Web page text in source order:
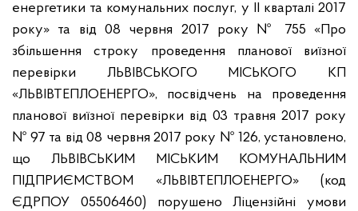
енергетики та комунальних послуг, у II кварталі 2017
року» та від 08 червня 2017 року № 755 «Про
збільшення строку проведення планової виїзної
перевірки ЛЬВІВСЬКОГО МІСЬКОГО КП
«ЛЬВІВТЕПЛОЕНЕРГО», посвідчень на проведення
планової виїзної перевірки від 03 травня 2017 року
№ 97 та від 08 червня 2017 року № 126, установлено,
що ЛЬВІВСЬКИМ МІСЬКИМ КОМУНАЛЬНИМ
ПІДПРИЄМСТВОМ «ЛЬВІВТЕПЛОЕНЕРГО» (код
ЄДРПОУ 05506460) порушено Ліцензійні умови